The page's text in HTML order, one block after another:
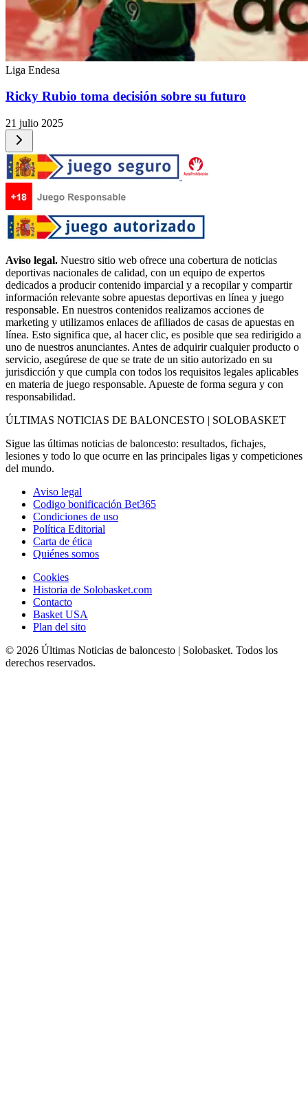
Liga Endesa
Ricky Rubio toma decisión sobre su futuro
21 julio 2025
Aviso legal. Nuestro sitio web ofrece una cobertura de noticias
deportivas nacionales de calidad, con un equipo de expertos
dedicados a producir contenido imparcial y a recopilar y compartir
información relevante sobre apuestas deportivas en línea y juego
responsable. En nuestros contenidos realizamos acciones de
marketing y utilizamos enlaces de afiliados de casas de apuestas en
línea. Esto significa que, al hacer clic, es posible que sea redirigido a
uno de nuestros anunciantes. Antes de adquirir cualquier producto o
servicio, asegúrese de que se trate de un sitio autorizado en su
jurisdicción y que cumpla con todos los requisitos legales aplicables
en materia de juego responsable. Apueste de forma segura y con
responsabilidad.
ÚLTIMAS NOTICIAS DE BALONCESTO | SOLOBASKET
Sigue las últimas noticias de baloncesto: resultados, fichajes,
lesiones y todo lo que ocurre en las principales ligas y competiciones
del mundo.
Aviso legal
Codigo bonificación Bet365
Condiciones de uso
Política Editorial
Carta de ética
Quiénes somos
Cookies
Historia de Solobasket.com
Contacto
Basket USA
Plan del sito
© 2026 Últimas Noticias de baloncesto | Solobasket. Todos los
derechos reservados.